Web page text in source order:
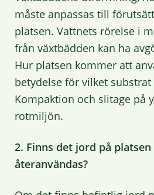
måste anpassas till
platsen. Vattnets rörelse i
från växtbädden kan ha
Hur platsen kommer att
betydelse för vilket substrat
Kompaktion och slitage på
rotmiljön.
2. Finns det jord på platsen
återanvändas?